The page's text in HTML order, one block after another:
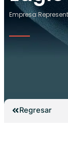
Empresa
Regresar